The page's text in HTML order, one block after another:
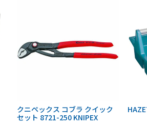
クニペックス コブラ クイック
セット 8721-250 KNIPEX